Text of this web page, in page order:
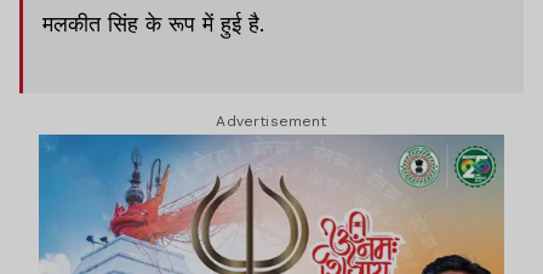
मलकीत सिंह के रूप में हुई है.
Advertisement